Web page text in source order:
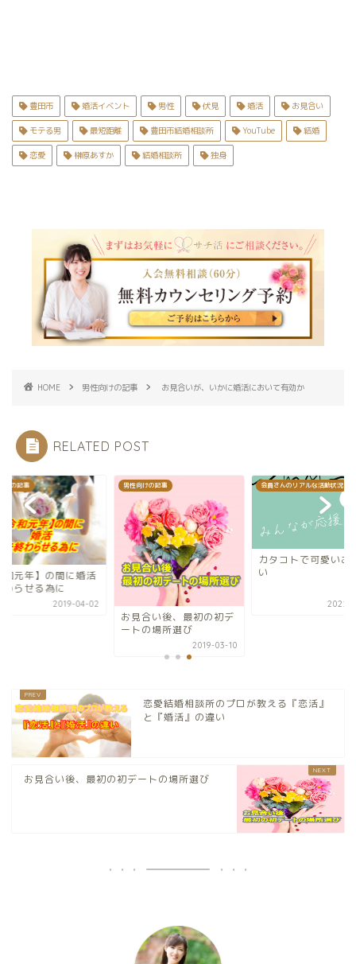
豊田市 婚活イベント 男性 伏見 婚活 お見合い
モテる男 最短距離 豊田市結婚相談所 YouTube 結婚
恋愛 榊原あすか 結婚相談所 独身
HOME 男性向けの記事 お見合いが、いかに婚活において有効か
RELATED POST
けの記事 会員さんのリアルな活動状況
カタコトで可愛いお見合
い
2022-06-14
男性向けの記事
【令和元年】の間に
2019-
恋愛結婚相談所のプロが教える『恋活』
と『婚活』の違い
お見合い後、最初の初デートの場所選び